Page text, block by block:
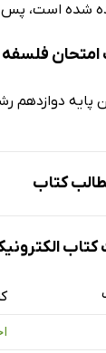
شده است، پس
فلسفه
پایه دوازدهم
کتاب